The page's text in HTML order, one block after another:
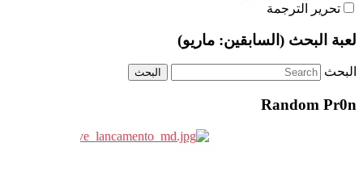
تحرير الترجمة
لعبة البحث (السابقين: ماريو)
البحث
Random Pr0n